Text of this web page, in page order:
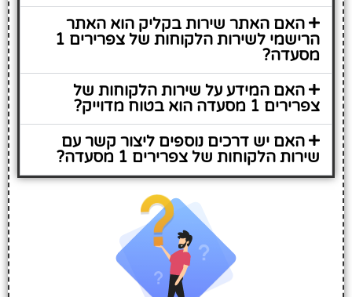
האם האתר שירות בקליק הוא האתר
הרישמי לשירות הלקוחות של צפרירים 1
מסעדה?
האם המידע על שירות הלקוחות של
צפרירים 1 מסעדה הוא בטוח מדוייק?
האם יש דרכים נוספים ליצור קשר עם
שירות הלקוחות של צפרירים 1 מסעדה?